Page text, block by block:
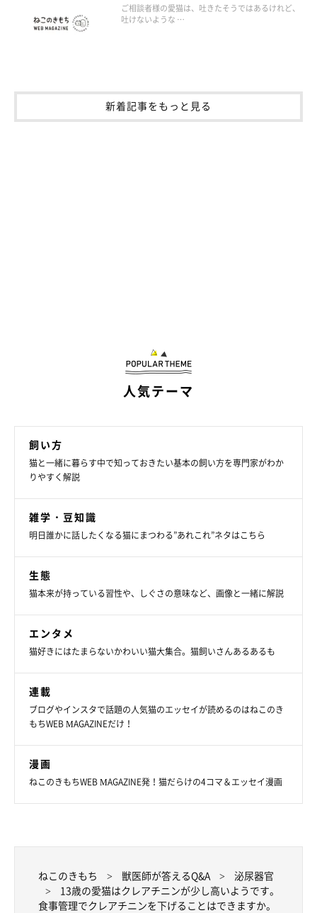
ご相談者様の愛猫は、吐きたそうではあるけれど、
吐けないような …
新着記事をもっと見る
人気テーマ
飼い方
猫と一緒に暮らす中で知っておきたい基本の飼い方を専門家がわか
りやすく解説
雑学・豆知識
明日誰かに話したくなる猫にまつわる”あれこれ”ネタはこちら
生態
猫本来が持っている習性や、しぐさの意味など、画像と一緒に解説
エンタメ
猫好きにはたまらないかわいい猫大集合。猫飼いさんあるあるも
連載
ブログやインスタで話題の人気猫のエッセイが読めるのはねこのき
もちWEB MAGAZINEだけ！
漫画
ねこのきもちWEB MAGAZINE発！猫だらけの4コマ＆エッセイ漫画
ねこのきもち 獣医師が答えるQ&A
泌尿器官
13歳の愛猫はクレアチニンが少し高いようです。
食事管理でクレアチニンを下げることはできますか。